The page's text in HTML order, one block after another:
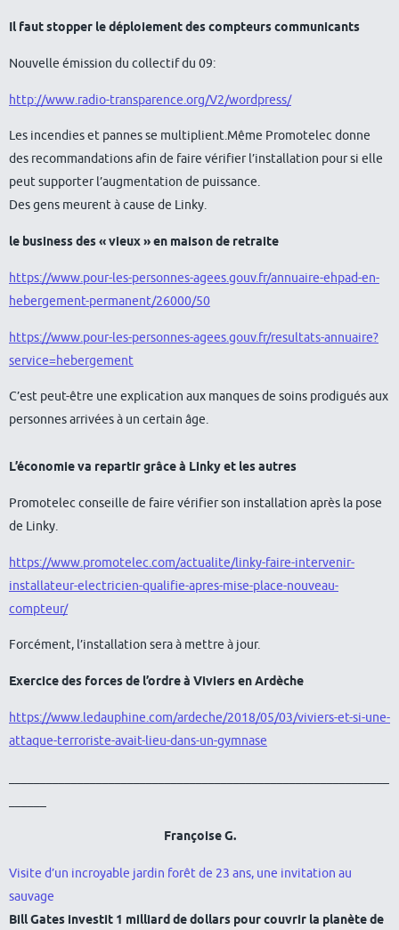
Il faut stopper le déploiement des compteurs communicants
Nouvelle émission du collectif du 09:
http://www.radio-transparence.org/V2/wordpress/
Les incendies et pannes se multiplient.Même Promotelec donne
des recommandations afin de faire vérifier l’installation pour si elle
peut supporter l’augmentation de puissance.
Des gens meurent à cause de Linky.
le business des « vieux » en maison de retraite
https://www.pour-les-personnes-agees.gouv.fr/annuaire-ehpad-en-
hebergement-permanent/26000/50
https://www.pour-les-personnes-agees.gouv.fr/resultats-annuaire?
service=hebergement
C’est peut-être une explication aux manques de soins prodigués aux
personnes arrivées à un certain âge.
L’économie va repartir grâce à Linky et les autres
Promotelec conseille de faire vérifier son installation après la pose
de Linky.
https://www.promotelec.com/actualite/linky-faire-intervenir-
installateur-electricien-qualifie-apres-mise-place-nouveau-
compteur/
Forcément, l’installation sera à mettre à jour.
Exercice des forces de l’ordre à Viviers en Ardèche
https://www.ledauphine.com/ardeche/2018/05/03/viviers-et-si-une-
attaque-terroriste-avait-lieu-dans-un-gymnase
Françoise G.
Visite d’un incroyable jardin forêt de 23 ans, une invitation au
sauvage
Bill Gates investit 1 milliard de dollars pour couvrir la planète de